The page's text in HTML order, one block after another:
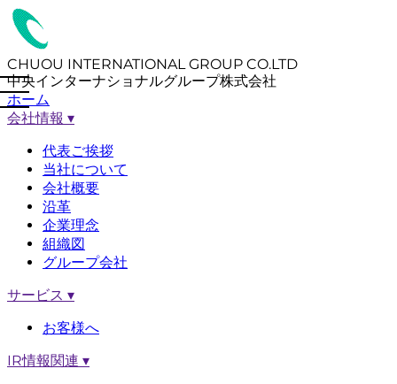
CHUOU INTERNATIONAL GROUP CO.LTD
中央インターナショナルグループ株式会社
ホーム
会社情報 ▾
代表ご挨拶
当社について
会社概要
沿革
企業理念
組織図
グループ会社
サービス ▾
お客様へ
IR情報関連 ▾